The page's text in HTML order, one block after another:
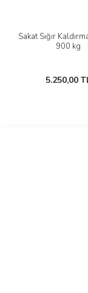
Sakat Sığır
900 kg
5.250,00